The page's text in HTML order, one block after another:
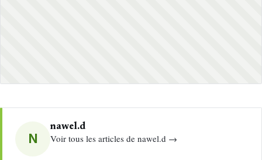
N
nawel.d
Voir tous les articles de nawel.d →